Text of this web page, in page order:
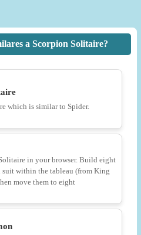
a Scorpion Solitaire?
which is similar to Spider.
in your browser. Build eight
suit within the tableau (from King
move them to eight